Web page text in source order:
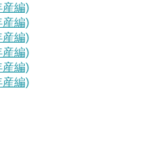
産編)
産編)
産編)
産編)
産編)
産編)